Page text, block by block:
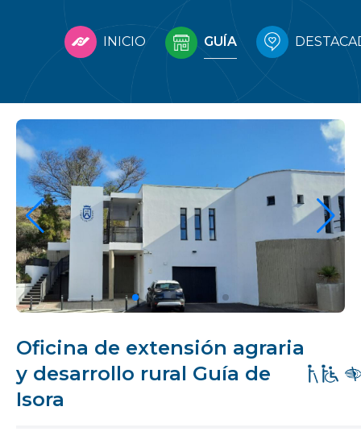
INICIO GUÍA
Oficina de extensión agraria
y desarrollo rural Guía de
Isora